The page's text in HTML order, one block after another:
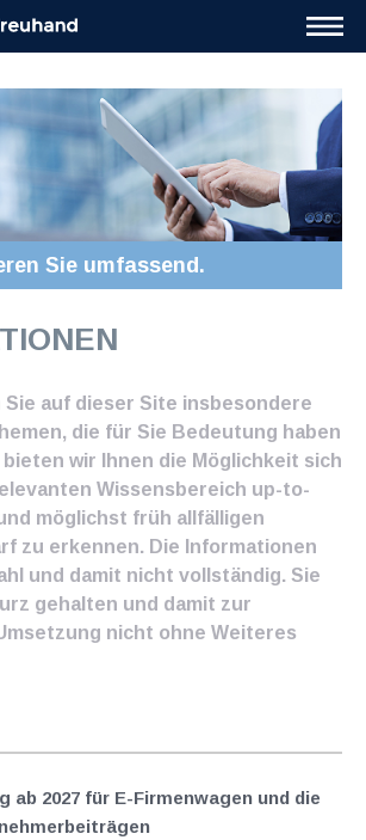
Sie umfassend.
auf dieser Site insbesondere
die für Sie Bedeutung haben
wir Ihnen die Möglichkeit sich
Wissensbereich up-to-
möglichst früh allfälligen
zu erkennen. Die Informationen
und damit nicht vollständig. Sie
gehalten und damit zur
nicht ohne Weiteres
ab 2027 für E-Firmenwagen und die